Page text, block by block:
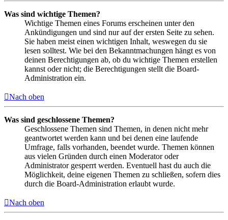
Was sind wichtige Themen?
Wichtige Themen eines Forums erscheinen unter den
Ankündigungen und sind nur auf der ersten Seite zu sehen.
Sie haben meist einen wichtigen Inhalt, weswegen du sie
lesen solltest. Wie bei den Bekanntmachungen hängt es von
deinen Berechtigungen ab, ob du wichtige Themen erstellen
kannst oder nicht; die Berechtigungen stellt die Board-
Administration ein.
Nach oben
Was sind geschlossene Themen?
Geschlossene Themen sind Themen, in denen nicht mehr
geantwortet werden kann und bei denen eine laufende
Umfrage, falls vorhanden, beendet wurde. Themen können
aus vielen Gründen durch einen Moderator oder
Administrator gesperrt werden. Eventuell hast du auch die
Möglichkeit, deine eigenen Themen zu schließen, sofern dies
durch die Board-Administration erlaubt wurde.
Nach oben